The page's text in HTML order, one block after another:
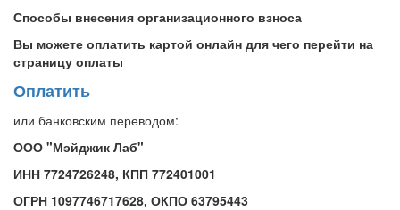
Способы внесения организационного взноса
Вы можете оплатить картой онлайн для чего перейти на
страницу оплаты
Оплатить
или банковским переводом:
ООО "Мэйджик Лаб"
ИНН 7724726248, КПП 772401001
ОГРН 1097746717628, ОКПО 63795443